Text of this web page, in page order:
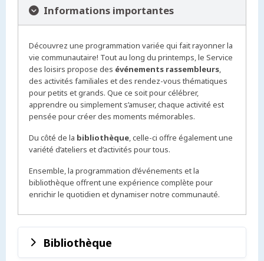
Informations importantes
Découvrez une programmation variée qui fait rayonner la
vie communautaire! Tout au long du printemps, le Service
des loisirs propose des événements rassembleurs,
des activités familiales et des rendez-vous thématiques
pour petits et grands. Que ce soit pour célébrer,
apprendre ou simplement s’amuser, chaque activité est
pensée pour créer des moments mémorables.
Du côté de la bibliothèque, celle-ci offre également une
variété d’ateliers et d’activités pour tous.
Ensemble, la programmation d’événements et la
bibliothèque offrent une expérience complète pour
enrichir le quotidien et dynamiser notre communauté.
Bibliothèque